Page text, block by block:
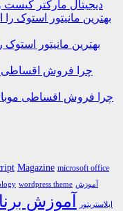
دیجیتال مارکتر کیست
بهترین مانیتور
چرا فروش اقساطی
Magazine microsoft office
wordpress theme آموزش
ایلاستریتور آموزش